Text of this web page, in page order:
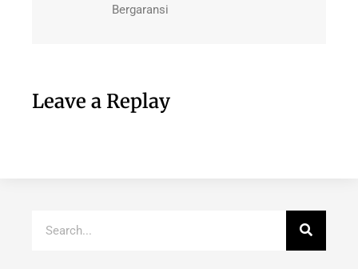
Bergaransi
Leave a Replay